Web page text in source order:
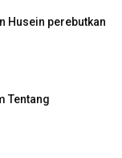
Husein perebutkan
Tentang